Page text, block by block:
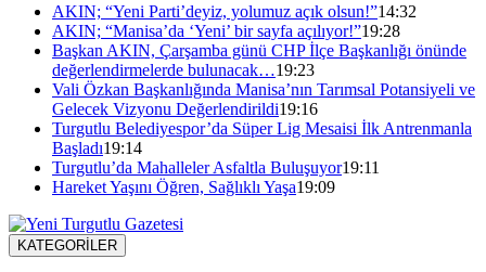
AKIN; “Yeni Parti’deyiz, yolumuz açık olsun!”14:32
AKIN; “Manisa’da ‘Yeni’ bir sayfa açılıyor!”19:28
Başkan AKIN, Çarşamba günü CHP İlçe Başkanlığı önünde
değerlendirmelerde bulunacak…19:23
Vali Özkan Başkanlığında Manisa’nın Tarımsal Potansiyeli ve
Gelecek Vizyonu Değerlendirildi19:16
Turgutlu Belediyespor’da Süper Lig Mesaisi İlk Antrenmanla
Başladı19:14
Turgutlu’da Mahalleler Asfaltla Buluşuyor19:11
Hareket Yaşını Öğren, Sağlıklı Yaşa19:09
KATEGORİLER